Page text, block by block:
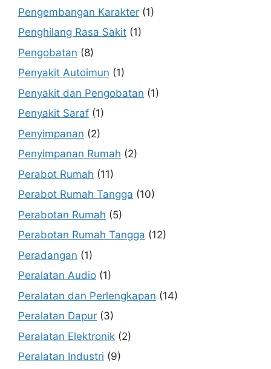
Pengembangan Karakter (1)
Penghilang Rasa Sakit (1)
Pengobatan (8)
Penyakit Autoimun (1)
Penyakit dan Pengobatan (1)
Penyakit Saraf (1)
Penyimpanan (2)
Penyimpanan Rumah (2)
Perabot Rumah (11)
Perabot Rumah Tangga (10)
Perabotan Rumah (5)
Perabotan Rumah Tangga (12)
Peradangan (1)
Peralatan Audio (1)
Peralatan dan Perlengkapan (14)
Peralatan Dapur (3)
Peralatan Elektronik (2)
Peralatan Industri (9)